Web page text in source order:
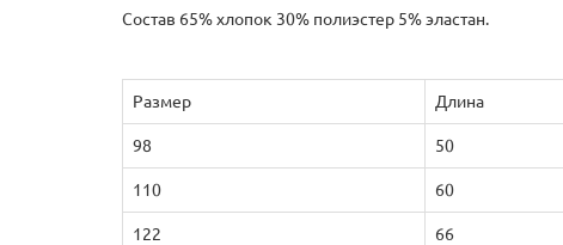
Состав 65% хлопок 30% полиэстер 5% эластан.
Размер Длина
98 50
110 60
122 66